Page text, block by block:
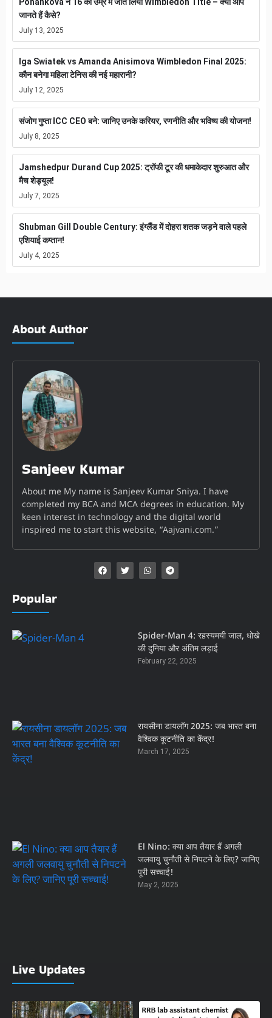
जानते हैं कैसे?
July 13, 2025
Iga Swiatek vs Amanda Anisimova Wimbledon Final 2025:
कौन बनेगा महिला टेनिस की नई महारानी?
July 12, 2025
संजोग गुप्ता ICC CEO बने: जानिए उनके करियर, रणनीति और भविष्य की योजना!
July 8, 2025
Jamshedpur Durand Cup 2025: ट्रॉफी टूर की धमाकेदार शुरुआत और
मैच शेड्यूल!
July 7, 2025
Shubman Gill Double Century: इंग्लैंड में दोहरा शतक जड़ने वाले पहले
एशियाई कप्तान!
July 4, 2025
About Author
Sanjeev Kumar
About me My name is Sanjeev Kumar Sniya. I have
completed my BCA and MCA degrees in education. My
keen interest in technology and the digital world
inspired me to start this website, “Aajvani.com.”
Popular
Spider-Man 4: रहस्यमयी जाल, धोखे
की दुनिया और अंतिम लड़ाई
February 22, 2025
रायसीना डायलॉग 2025: जब भारत बना
वैश्विक कूटनीति का केंद्र!
March 17, 2025
El Nino: क्या आप तैयार हैं अगली
जलवायु चुनौती से निपटने के लिए? जानिए
पूरी सच्चाई!
May 2, 2025
Live Updates